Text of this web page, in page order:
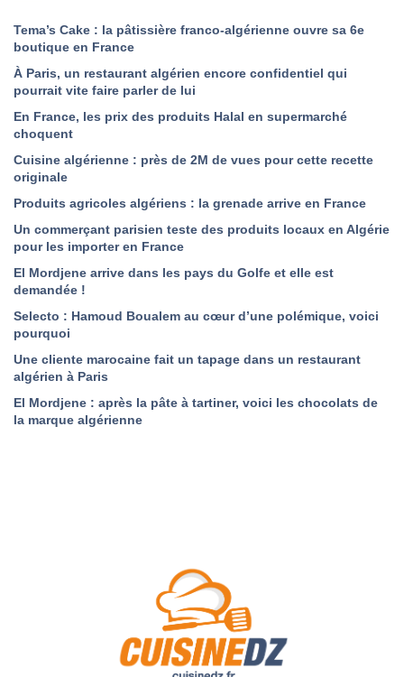
Tema’s Cake : la pâtissière franco-algérienne ouvre sa 6e
boutique en France
À Paris, un restaurant algérien encore confidentiel qui
pourrait vite faire parler de lui
En France, les prix des produits Halal en supermarché
choquent
Cuisine algérienne : près de 2M de vues pour cette recette
originale
Produits agricoles algériens : la grenade arrive en France
Un commerçant parisien teste des produits locaux en Algérie
pour les importer en France
El Mordjene arrive dans les pays du Golfe et elle est
demandée !
Selecto : Hamoud Boualem au cœur d’une polémique, voici
pourquoi
Une cliente marocaine fait un tapage dans un restaurant
algérien à Paris
El Mordjene : après la pâte à tartiner, voici les chocolats de
la marque algérienne